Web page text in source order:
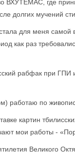
ВХУТЕМАС, где
долгих мучений
для меня
как раз
рабфак при
работаю по
картин
мои работы -
Великого